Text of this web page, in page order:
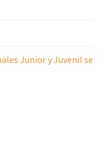
Junior y Juvenil se